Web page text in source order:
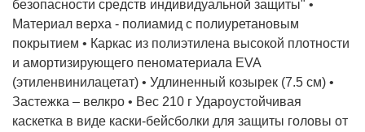
безопасности средств индивидуальной защиты" •
Материал верха - полиамид с полиуретановым
покрытием • Каркас из полиэтилена высокой плотности
и амортизирующего пеноматериала EVA
(этиленвинилацетат) • Удлиненный козырек (7.5 см) •
Застежка – велкро • Вес 210 г Удароустойчивая
каскетка в виде каски-бейсболки для защиты головы от